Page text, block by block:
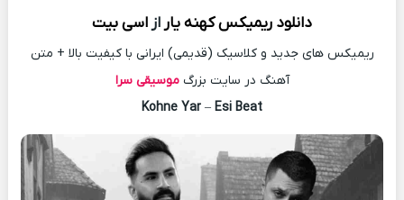
دانلود ریمیکسکهنه یارازاسی بیت
ریمیکس های جدید و کلاسیک (قدیمی) ایرانی با کیفیت بالا + متن
آهنگ در سایت بزرگموسیقی سرا
Kohne Yar – Esi Beat